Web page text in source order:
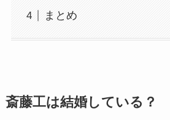
まとめ
斎藤工は結婚している？